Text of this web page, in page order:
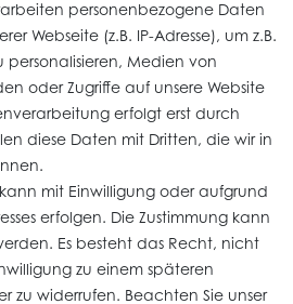
personenbezogene Daten
Webseite (z.B. IP-Adresse), um z.B.
personalisieren, Medien von
oder Zugriffe auf unsere Website
erfolgt erst durch
diese Daten mit Dritten, die wir in
mit Einwilligung oder aufgrund
erfolgen. Die Zustimmung kann
Es besteht das Recht, nicht
zu einem späteren
zu widerrufen. Beachten Sie unser